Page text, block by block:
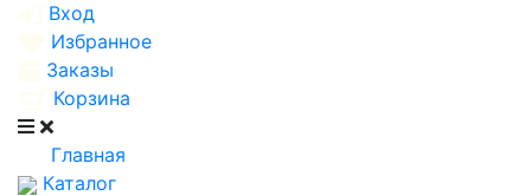
Вход
Избранное
Заказы
Корзина
Главная
Каталог